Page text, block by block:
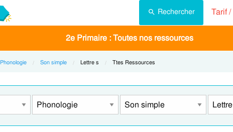
Rechercher Tarif /
2e Primaire : Toutes nos ressources
Phonologie Son simple Current:
Lettre s Current:
Ttes Ressources